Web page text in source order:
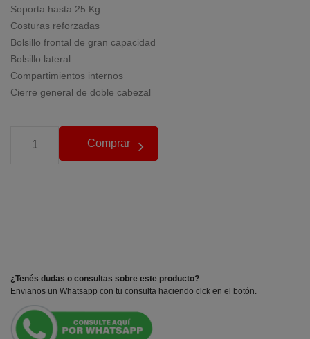
Soporta hasta 25 Kg
Costuras reforzadas
Bolsillo frontal de gran capacidad
Bolsillo lateral
Compartimientos internos
Cierre general de doble cabezal
Comprar
¿Tenés dudas o consultas sobre este producto?
Envianos un Whatsapp con tu consulta haciendo clck en el botón.